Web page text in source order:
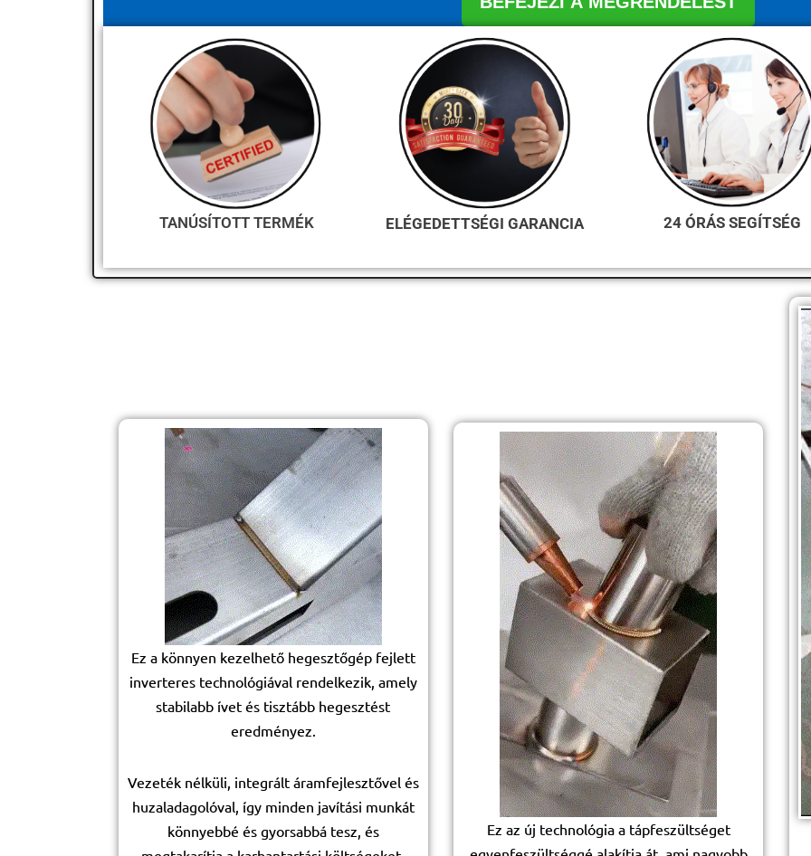
TANÚSÍTOTT TERMÉK ELÉGEDETTSÉGI GARANCIA 24 ÓRÁS SEGÍTSÉG
Ez a könnyen kezelhető hegesztőgép fejlett
inverteres technológiával rendelkezik, amely
stabilabb ívet és tisztább hegesztést
eredményez.
Vezeték nélküli, integrált áramfejlesztővel és
huzaladagolóval, így minden javítási munkát
könnyebbé és gyorsabbá tesz, és
Ez az új technológia a tápfeszültséget